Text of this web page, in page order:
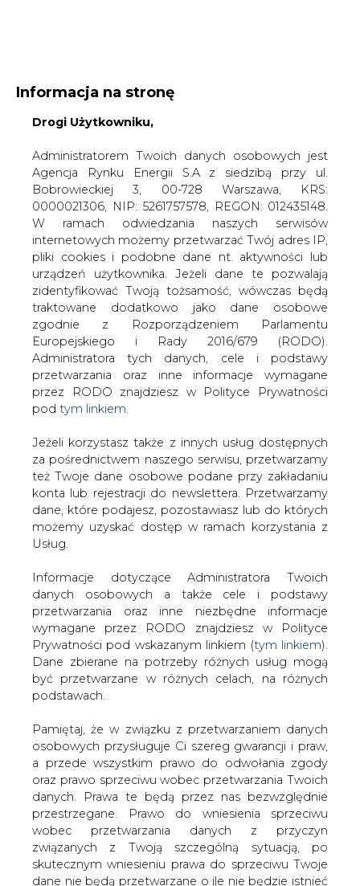
WŁĄCZ CIRE.TV
Administratorem Twoich danych osobowych jest
Bobrowieckiej 3, 00-728 Warszawa, KRS:
W ramach odwiedzania naszych serwisów
internetowych możemy przetwarzać Twój adres IP,
pliki cookies i podobne dane nt. aktywności lub
urządzeń użytkownika. Jeżeli dane te pozwalają
zidentyfikować Twoją tożsamość, wówczas będą
traktowane dodatkowo jako dane osobowe
zgodnie z Rozporządzeniem Parlamentu
Europejskiego i Rady 2016/679 (RODO).
Administratora tych danych, cele i podstawy
przetwarzania oraz inne informacje wymagane
przez RODO znajdziesz w Polityce Prywatności
podtym linkiem.
Jeżeli korzystasz także z innych usług dostępnych
za pośrednictwem naszego serwisu, przetwarzamy
też Twoje dane osobowe podane przy zakładaniu
dane, które podajesz, pozostawiasz lub do których
możemy uzyskać dostęp w ramach korzystania z
Usług.
Informacje dotyczące Administratora Twoich
danych osobowych a także cele i podstawy
przetwarzania oraz inne niezbędne informacje
Prywatności pod wskazanym linkiem (tym linkiem).
Dane zbierane na potrzeby różnych usług mogą
być przetwarzane w różnych celach, na różnych
podstawach.
Pamiętaj, że w związku z przetwarzaniem danych
osobowych przysługuje Ci szereg gwarancji i praw,
a przede wszystkim prawo do odwołania zgody
danych. Prawa te będą przez nas bezwzględnie
przestrzegane. Prawo do wniesienia sprzeciwu
wobec przetwarzania danych z przyczyn
związanych z Twoją szczególną sytuacją, po
skutecznym wniesieniu prawa do sprzeciwu Twoje
dane nie będą przetwarzane o ile nie będzie istnieć
ważna prawnie uzasadniona podstawa do
przetwarzania, nadrzędna wobec Twoich interesów,
praw i wolności lub podstawa do ustalenia,
Strona główna /
SERWIS INFORMACYJNY CIRE
/ Konkurs na stanowisko w Zarządzie spółki ENEA
Elkogaz
Redakcja
CIRE.PL
2022-10-04 07:00
drukuj
skomentuj
udostępnij:
Zarządzie spółki ENEA Elkogaz
Zgromadzenie Wspólników ENEA
Elkogaz ogłosiło postępowanie